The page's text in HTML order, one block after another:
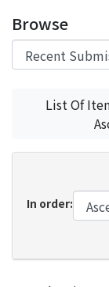
Browse
List Of
In order: